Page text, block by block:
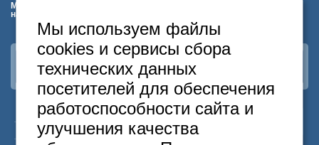
Морской Аквариум
на Чистых Прудах
Наша группа ВКонтакте
Москва
Санкт-Петербург
+7 495 646-74-40
+7 812
418-22-18
Мы используем файлы
cookies и сервисы сбора
технических данных
посетителей для обеспечения
работоспособности сайта и
улучшения качества